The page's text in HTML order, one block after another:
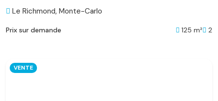
Le Richmond, Monte-Carlo
Prix sur demande 125 m² 2
VENTE